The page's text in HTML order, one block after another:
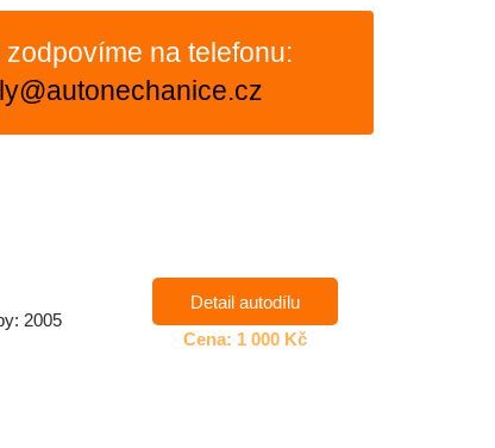
na telefonu:
2005
Detail autodílu
Cena: 1 000 Kč